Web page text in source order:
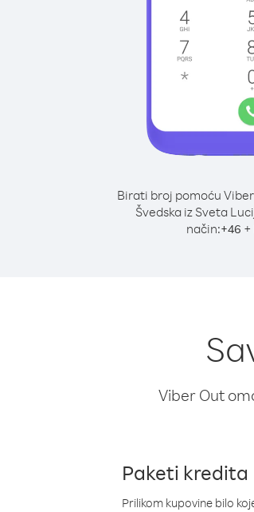
Birati broj pomoću
Švedska iz Sveta
način:+46 +
Viber Out
Paketi kredita
Prilikom kupovine bilo